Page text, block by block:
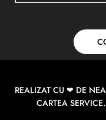
REALIZAT CU ❤ DE
CARTEA